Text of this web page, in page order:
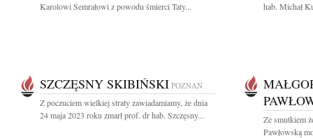
Karolowi Semrałowi z powodu śmierci Taty...
hab. Michał
SZCZĘSNY SKIBIŃSKI POZNAŃ
Z poczuciem wielkiej straty zawiadamiamy, że dnia
24 maja 2023 roku zmarł prof. dr hab. Szczęsny...
Ze smutkiem
Pawłowską